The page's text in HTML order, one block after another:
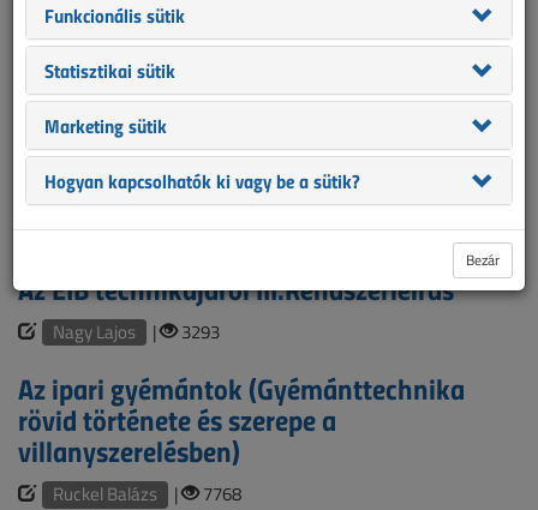
A gépészet és a villanyszerelés
határterületén
Egy pest megyei olvasójuk | 3509
Kapumozgatás,tolókapuk
Szeles Gábor |
5687
1
5 (1)
Az EIB technikájáról III.Rendszerleírás
Nagy Lajos | 3293
Az ipari gyémántok (Gyémánttechnika
rövid története és szerepe a
villanyszerelésben)
Ruckel Balázs |
7768
Funkcionális sütik
Statisztikai sütik
Marketing sütik
Hogyan kapcsolhatók ki vagy be a sütik?
Bezár